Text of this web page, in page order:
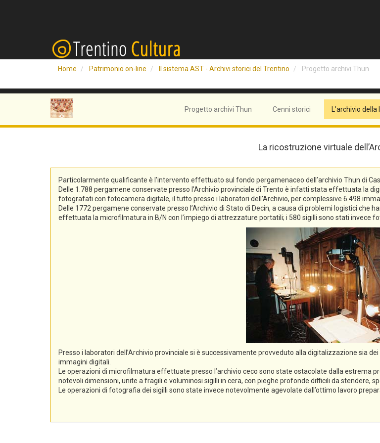
Home Patrimonio on-line Il sistema AST - Archivi storici del Trentino Progetto archivi Thun
Progetto archivi Thun Cenni storici L’archivio
La ricostruzione virtuale
Particolarmente qualificante è l’intervento effettuato sul fondo pergamenaceo dell’archivio Thun di
Delle 1.788 pergamene conservate presso l’Archivio provinciale di Trento è infatti stata effettuata la
fotografati con fotocamera digitale, il tutto presso i laboratori dell’Archivio, per complessive 6.498
Delle 1772 pergamene conservate presso l’Archivio di Stato di Decin, a causa di problemi logistici che
effettuata la microfilmatura in B/N con l’impiego di attrezzature portatili; i 580 sigilli sono stati invece
Presso i laboratori dell’Archivio provinciale si è successivamente provveduto alla digitalizzazione sia
immagini digitali.
Le operazioni di microfilmatura effettuate presso l’archivio ceco sono state ostacolate dalla estrema
notevoli dimensioni, unite a fragili e voluminosi sigilli in cera, con pieghe profonde difficili da stendere,
Le operazioni di fotografia dei sigilli sono state invece notevolmente agevolate dall’ottimo lavoro